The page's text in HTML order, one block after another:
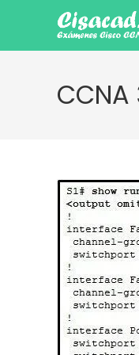
contenido
CCNA